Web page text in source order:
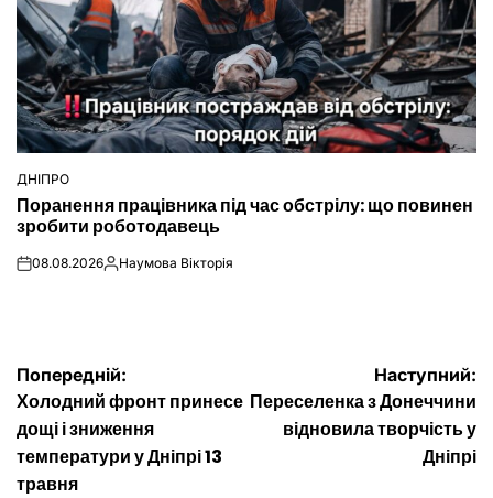
ОПУБЛІКУВАТИ
ДНІПРО
Поранення працівника під час обстрілу: що повинен
зробити роботодавець
on08.08.2026Опубліковано
Наумова Вікторія
Навігація
записів
Попередній:
Холодний фронт принесе
дощі і зниження
температури у Дніпрі 13
травня
Наступний:
Переселенка з Донеччини
відновила творчість у
Дніпрі